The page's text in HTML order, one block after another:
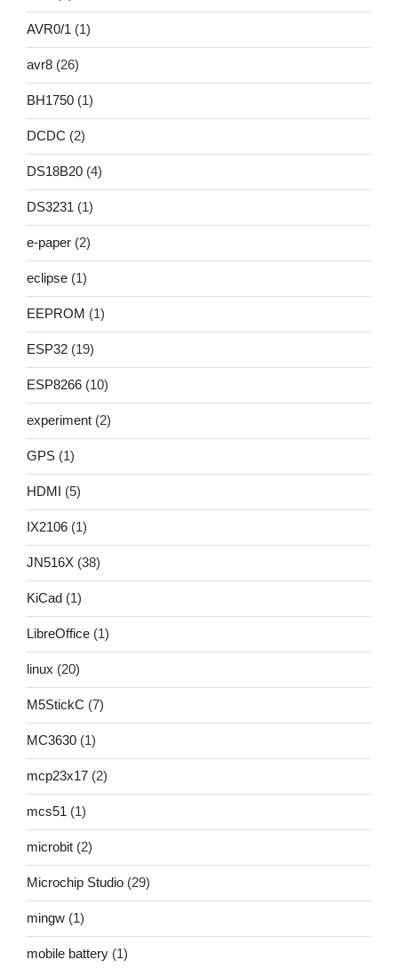
AVR0/1 (1)
avr8 (26)
BH1750 (1)
DCDC (2)
DS18B20 (4)
DS3231 (1)
e-paper (2)
eclipse (1)
EEPROM (1)
ESP32 (19)
ESP8266 (10)
experiment (2)
GPS (1)
HDMI (5)
IX2106 (1)
JN516X (38)
KiCad (1)
LibreOffice (1)
linux (20)
M5StickC (7)
MC3630 (1)
mcp23x17 (2)
mcs51 (1)
microbit (2)
Microchip Studio (29)
mingw (1)
mobile battery (1)